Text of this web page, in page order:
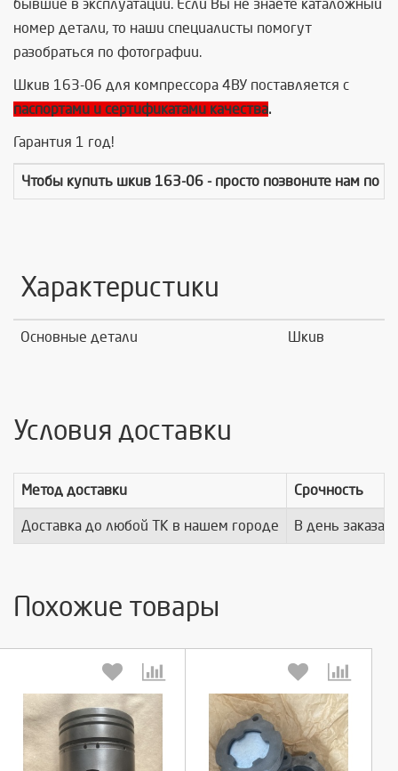
бывшие в эксплуатации. Если Вы не знаете каталожный
номер детали, то наши специалисты помогут
разобраться по фотографии.
Шкив 163-06 для компрессора 4ВУ поставляется с
паспортами и сертификатами качества.
Гарантия 1 год!
Чтобы купить шкив 163-06 - просто позвоните нам по
Характеристики
Основные детали Шкив
Условия доставки
Метод доставки Срочность
Доставка до любой ТК в нашем городе В день заказа
Похожие товары